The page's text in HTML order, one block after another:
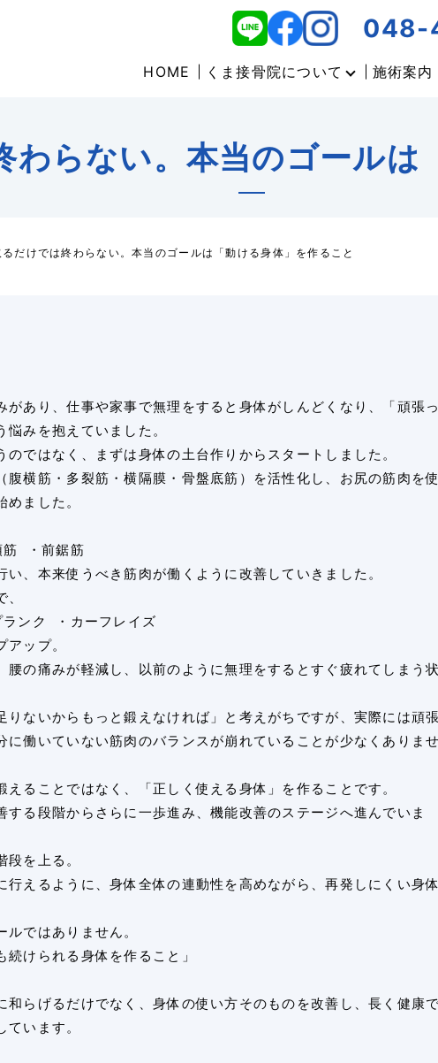
HOME くま接骨院について 施術案内
048-
わらない。本当のゴールは
だけでは終わらない。本当のゴールは「動ける身体」を作ること
があり、仕事や家事で無理をすると身体がしんどくなり、「頑張っ
みを抱えていました。
ではなく、まずは身体の土台作りからスタートしました。
腹横筋・多裂筋・横隔膜・骨盤底筋）を活性化し、お尻の筋肉を使
ました。
筋 ・前鋸筋
い、本来使うべき筋肉が働くように改善していきました。
ンク ・カーフレイズ
ップ。
腰の痛みが軽減し、以前のように無理をするとすぐ疲れてしまう状
りないからもっと鍛えなければ」と考えがちですが、実際には頑張
に働いていない筋肉のバランスが崩れていることが少なくありませ
えることではなく、「正しく使える身体」を作ることです。
する段階からさらに一歩進み、機能改善のステージへ進んでいま
を上る。
行えるように、身体全体の連動性を高めながら、再発しにくい身体
ではありません。
続けられる身体を作ること」
和らげるだけでなく、身体の使い方そのものを改善し、長く健康で
います。